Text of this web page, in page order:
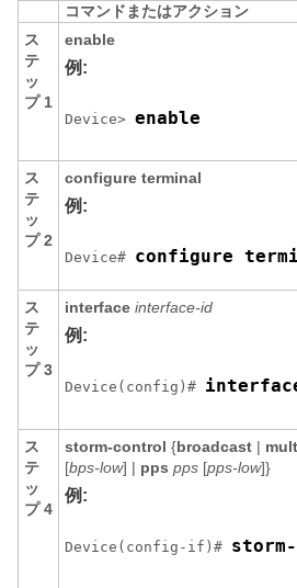
コマンドまたはアクション
ス
テ
ッ
プ 1
enable
例:
Device> enable
ス
テ
ッ
プ 2
configure terminal
例:
Device# configure
ス
テ
ッ
プ 3
interface interface-id
例:
Device(config)#
ス
テ
ッ
プ 4
storm-control {broadcast |
[bps-low] | pps pps [pps-low]}
例:
Device(config-if)#